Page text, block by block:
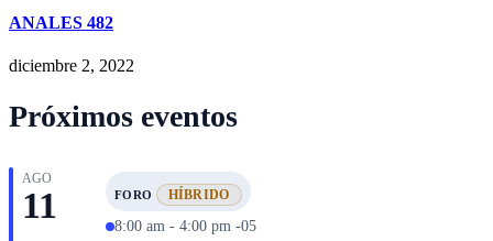
ANALES 482
diciembre 2, 2022
Próximos eventos
AGO
11 FORO HÍBRIDO
8:00 am - 4:00 pm -05